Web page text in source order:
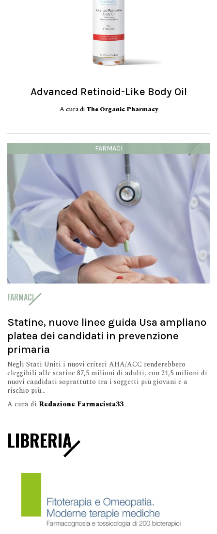
Advanced Retinoid-Like Body Oil
A cura di The Organic Pharmacy
FARMACI
FARMACI
Statine, nuove linee guida Usa ampliano
platea dei candidati in prevenzione
primaria
Negli Stati Uniti i nuovi criteri AHA/ACC renderebbero
eleggibili alle statine 87,5 milioni di adulti, con 21,5 milioni di
nuovi candidati soprattutto tra i soggetti più giovani e a
rischio più...
A cura di Redazione Farmacista33
LIBRERIA